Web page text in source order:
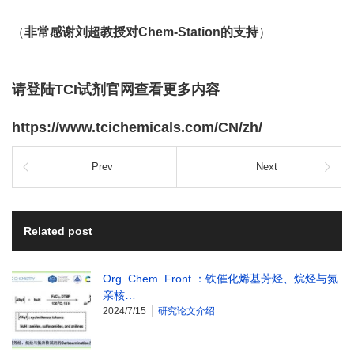
（非常感谢刘超教授对Chem-Station的支持）
请登陆TCI试剂官网查看更多内容
https://www.tcichemicals.com/CN/zh/
Prev Next
Related post
Org. Chem. Front.：铁催化烯基芳烃、烷烃与氮
亲核…
2024/7/15 研究论文介绍